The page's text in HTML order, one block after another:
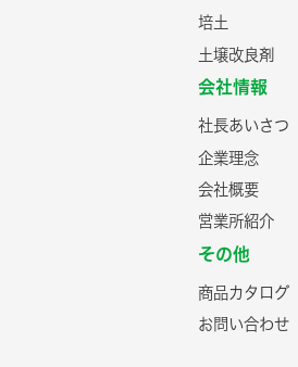
培土
土壌改良剤
会社情報
社長あいさつ
企業理念
会社概要
営業所紹介
その他
商品カタログ
お問い合わせ